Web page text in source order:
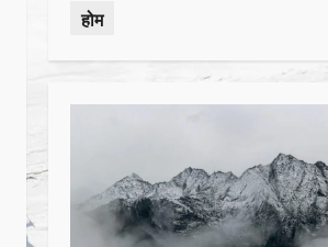
होम